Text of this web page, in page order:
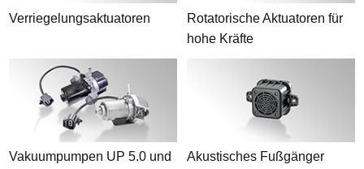
Verriegelungsaktuatoren
Rotatorische Aktuatoren für
hohe Kräfte
Vakuumpumpen UP 5.0 und
Akustisches Fußgänger